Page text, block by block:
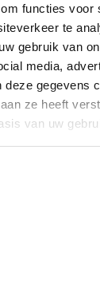
functies voor
te
gebruik van
media,
deze gegevens
ze heeft
van uw
serie
is speciaal
kunt u denken aan
kast. De Juwel 79